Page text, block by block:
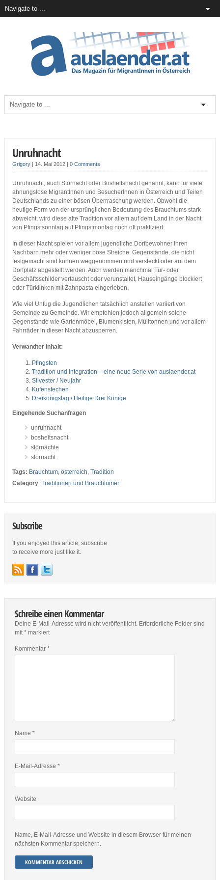
Unruhnacht
Grigory| 14. Mai 2012 | 0 Comments
Unruhnacht, auch Störnacht oder Bosheitsnacht genannt, kann für viele
ahnungslose MigrantInnen und BesucherInnen in Österreich und Teilen
Deutschlands zu einer bösen Überrraschung werden. Obwohl die
heutige Form von der ursprünglichen Bedeutung des Brauchtums stark
abweicht, wird diese alte Tradition vor allem auf dem Land in der Nacht
von Pfingstsonntag auf Pfingstmontag noch oft praktiziert.
In dieser Nacht spielen vor allem jugendliche Dorfbewohner ihren
Nachbarn mehr oder weniger böse Streiche. Gegenstände, die nicht
festgemacht sind können weggenommen und versteckt oder auf dem
Dorfplatz abgestellt werden. Auch werden manchmal Tür- oder
Geschäftsschilder vertauscht oder verunstaltet, Hauseingänge blockiert
oder Türklinken mit Zahnpasta eingerieben.
Wie viel Unfug die Jugendlichen tatsächlich anstellen variiert von
Gemeinde zu Gemeinde. Wir empfehlen jedoch allgemein solche
Gegenstände wie Gartenmöbel, Blumenkisten, Mülltonnen und vor allem
Fahrräder in dieser Nacht abzusperren.
Verwandter Inhalt:
Pfingsten
Tradition und Integration – eine neue Serie von auslaender.at
Silvester / Neujahr
Kufenstechen
Dreikönigstag / Heilige Drei Könige
Eingehende Suchanfragen
unruhnacht
bosheitsnacht
störnächte
störnacht
Tags: Brauchtum, österreich, Tradition
Category: Traditionen und Brauchtümer
Subscribe
If you enjoyed this article, subscribe
to receive more just like it.
Schreibe einen Kommentar
Deine E-Mail-Adresse wird nicht veröffentlicht. Erforderliche Felder sind
mit*markiert
Kommentar *
Name *
E-Mail-Adresse *
Website
Name, E-Mail-Adresse und Website in diesem Browser für meinen
nächsten Kommentar speichern.